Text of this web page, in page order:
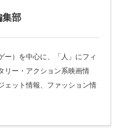
集部
ー）を中心に、「人」にフィ
リー・アクション系映画情
ェット情報、ファッション情